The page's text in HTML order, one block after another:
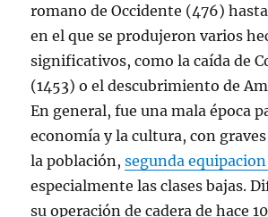
romano de Occidente (476)
en el que se produjeron varios
significativos, como la caída de
(1453) o el descubrimiento de
En general, fue una mala época
economía y la cultura, con
la población,segunda
especialmente las clases bajas.
su operación de cadera de hace